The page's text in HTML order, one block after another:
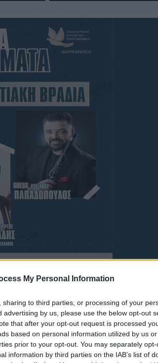
My Personal Information
to third parties, or processing of your
advertising by us, please use the below opt-out
that after your opt-out request is processed
based on personal information utilized by us
prior to your opt-out. You may separately
information by third parties on the IAB’s list of
Κοζάνης